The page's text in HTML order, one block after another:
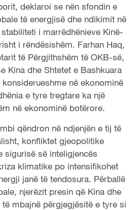
deklaroi se nën sfondin e
të energjisë dhe ndikimit në
i marrëdhënieve Kinë-
i rëndësishëm. Farhan Haq,
të Përgjithshëm të OKB-së,
Kina dhe Shtetet e Bashkuara
në ekonominë
e tyre tregtare ka një
në ekonominë botërore.
qëndron në ndjenjën e tij të
konfliktet gjeopolitike
sigurisë së inteligjencës
klimatike po intensifikohet
janë të tendosura. Përballë
njerëzit presin që Kina dhe
mbajnë përgjegjësitë e tyre si